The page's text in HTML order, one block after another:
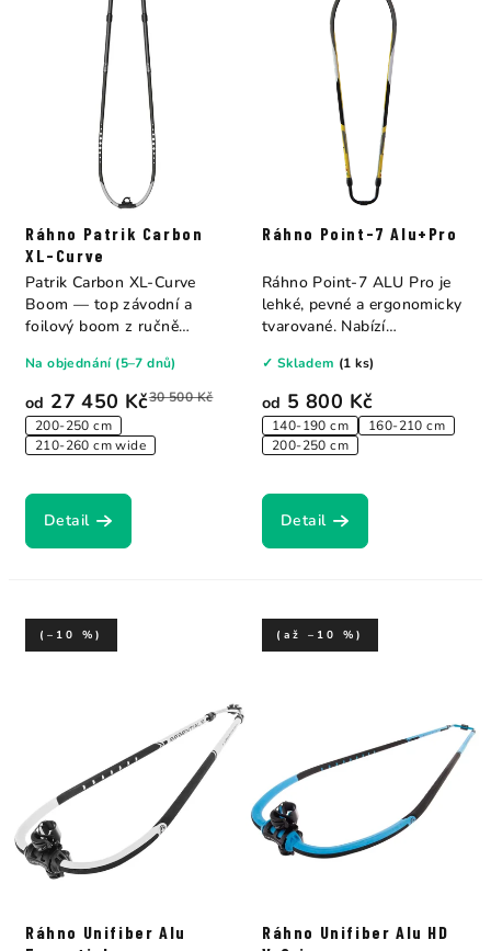
Ráhno Patrik Carbon
XL-Curve
od 27 450 Kč30 500 Kč
200-250 cm
210-260 cm wide
Na objednání (5–7 dnů)
Detail
Patrik Carbon XL-Curve
Boom — top závodní a
foilový boom z ručně
Ráhno Point-7 Alu+Pro
od 5 800 Kč
140-190 cm
160-210 cm
200-250 cm
✓ Skladem (1 ks)
Detail
Ráhno Point-7 ALU Pro je
lehké, pevné a ergonomicky
tvarované. Nabízí
Ráhno Unifiber Alu
(–10 %)
Ráhno Unifiber Alu HD
(až –10 %)